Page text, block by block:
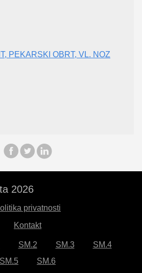
PEKARSKI OBRT, VL. NOZ
2026
privatnosti
Kontakt
SM.2 SM.3
SM.4
SM.5
SM.6